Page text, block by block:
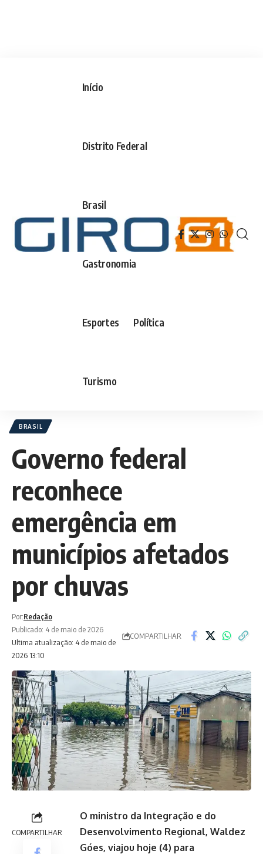
Início
Distrito Federal
Brasil
Gastronomia
Esportes Política
Turismo
BRASIL
Governo federal
reconhece
emergência em
municípios afetados
por chuvas
Ultima atualização: 4 de maio de
2026 13:10
Por:Redação
Publicado: 4 de maio de 2026
COMPARTILHAR
COMPARTILHAR
O ministro da Integração e do
Desenvolvimento Regional, Waldez
Góes, viajou hoje (4) para